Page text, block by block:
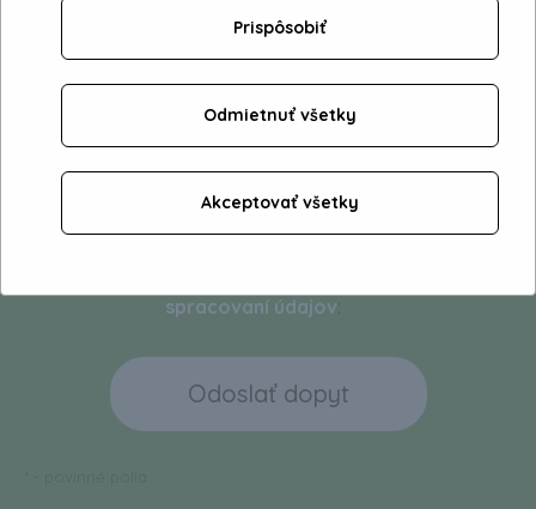
dodania a text
Kliknutím na tlačidlo odoslať súhlasíte a
spracovaní údajov:
Prispôsobiť
Odmietnuť všetky
Akceptovať všetky